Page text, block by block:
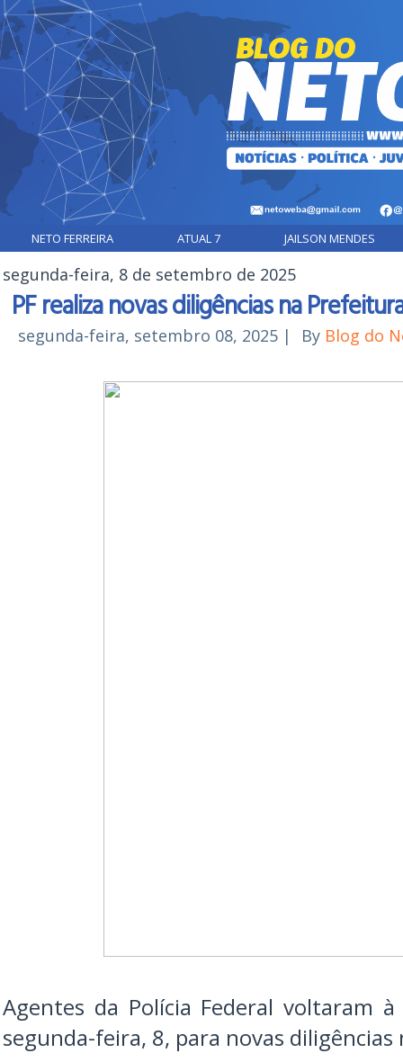
NETO FERREIRA ATUAL 7 JAILSON MENDES
segunda-feira, 8 de setembro de 2025
PF realiza novas diligências na
segunda-feira, setembro 08, 2025 | By Blog do
Agentes da Polícia Federal voltaram
segunda-feira, 8, para novas